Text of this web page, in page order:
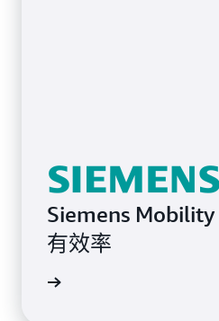
Siemens
有效率